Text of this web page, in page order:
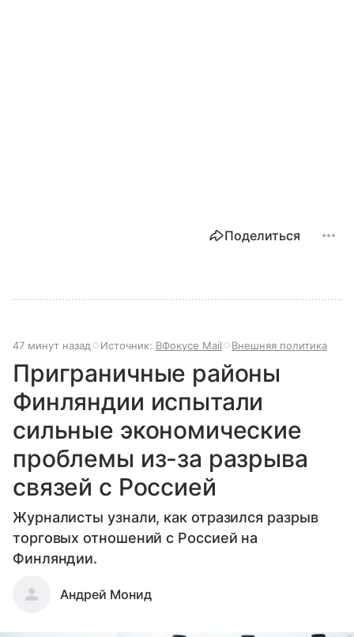
Поделиться
47 минут назад Источник: ВФокусе Mail Внешняя политика
Приграничные районы
Финляндии испытали
сильные экономические
проблемы из-за разрыва
связей с Россией
Журналисты узнали, как отразился разрыв
торговых отношений с Россией на
Финляндии.
Андрей Монид